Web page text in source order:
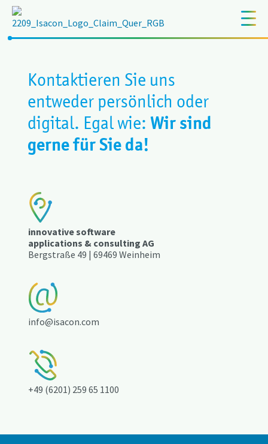
Kontaktieren Sie uns
entweder persönlich oder
digital. Egal wie: Wir sind
gerne für Sie da!
innovative software
applications & consulting AG
Bergstraße 49 | 69469 Weinheim
info@isacon.com
+49 (6201) 259 65 1100